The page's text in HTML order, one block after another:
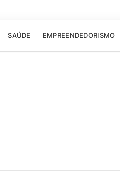
SAÚDE EMPREENDEDORISMO